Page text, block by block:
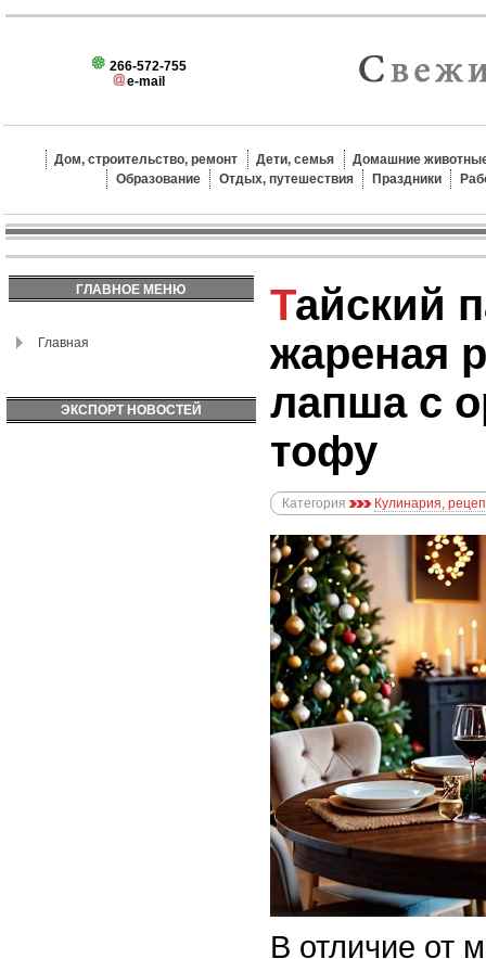
266-572-755
e-mail
Дом, строительство, ремонт Дети, семья
Домашние
Образование
Отдых, путешествия Праздники
ГЛАВНОЕ МЕНЮ
Главная
ЭКСПОРТ НОВОСТЕЙ
Тайский пад тай:
жареная
лапша с
тофу
Категория Кулинария,
В отличие от